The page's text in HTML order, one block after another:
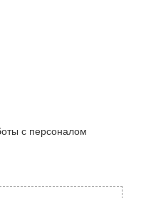
с персоналом